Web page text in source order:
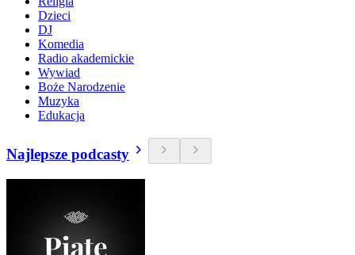
Dzieci
DJ
Komedia
Radio akademickie
Wywiad
Boże Narodzenie
Muzyka
Edukacja
Najlepsze podcasty